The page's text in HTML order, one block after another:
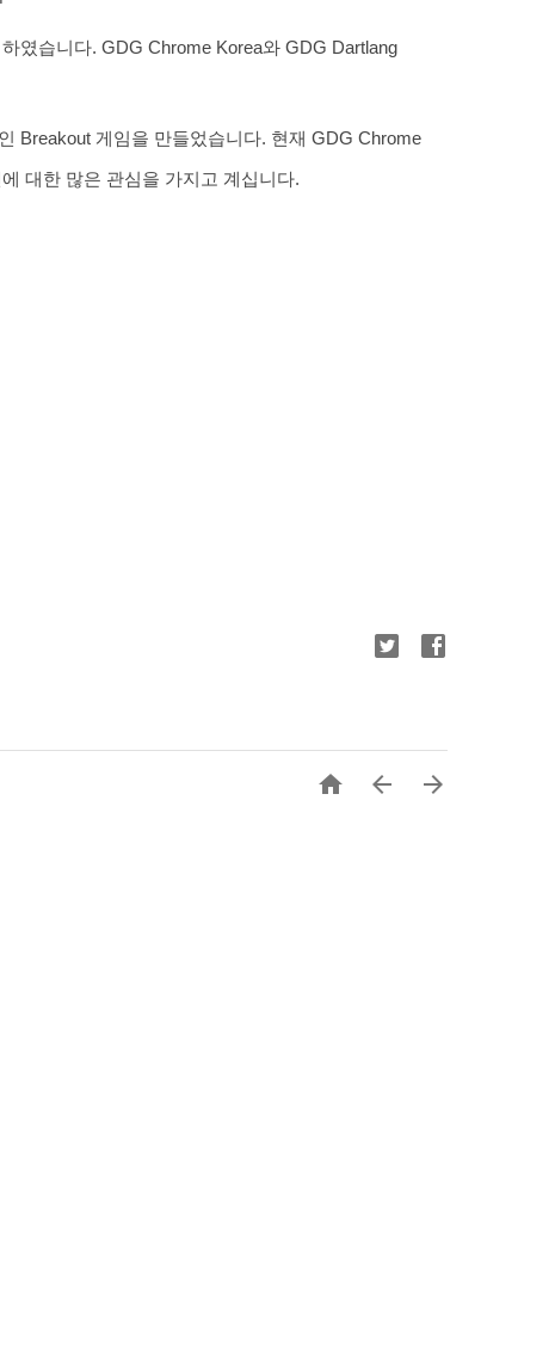
였습니다. GDG Chrome Korea와 GDG Dartlang
Breakout 게임을 만들었습니다. 현재 GDG Chrome
대한 많은 관심을 가지고 계십니다.
  